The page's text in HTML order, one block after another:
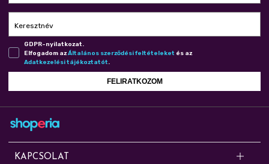
Keresztnév
GDPR-nyilatkozat.
Elfogadom azÁl­ta­lá­nos szer­ző­dé­si fel­té­te­le­ket és az
Adat­ke­ze­lé­si tá­jé­koz­ta­tót.
FELIRATKOZOM
KAPCSOLAT